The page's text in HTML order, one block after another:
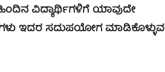
ವಿದ್ಯಾರ್ಥಿಗಳಿಗೆ ಯಾವುದೇ
ಇದರ ಸದುಪಯೋಗ ಮಾಡಿಕೊಳ್ಳುವ